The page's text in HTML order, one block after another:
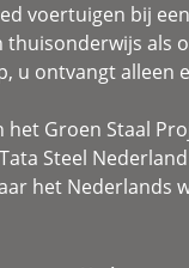
voertuigen bij
thuisonderwijs als
u ontvangt alleen
het Groen Staal
Steel
het Nederlands